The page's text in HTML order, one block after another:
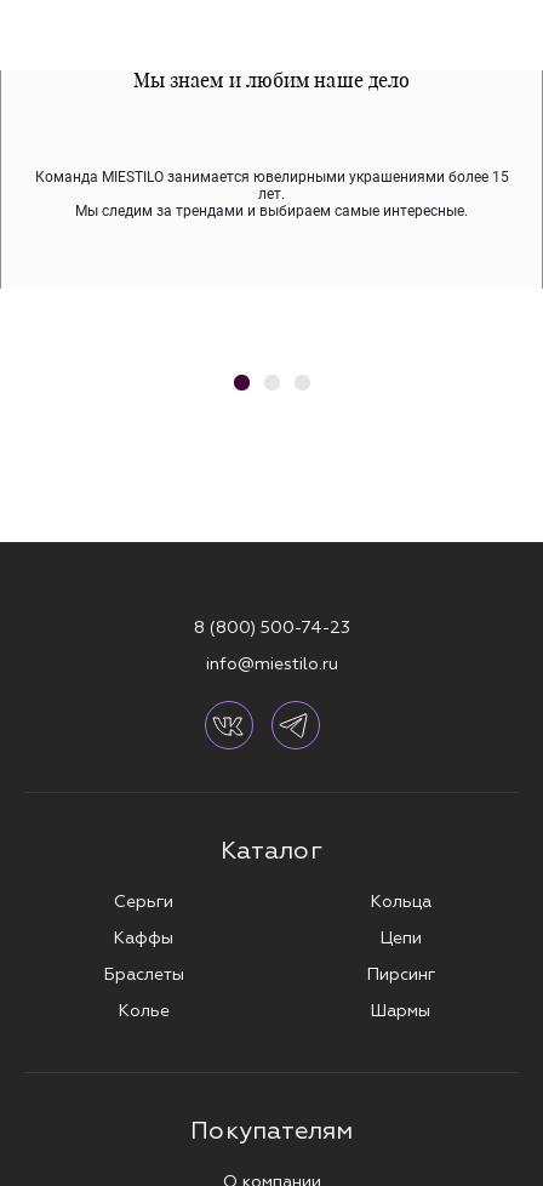
Мы знаем и любим наше дело
Команда MIESTILO занимается ювелирными украшениями более 15
лет.
Мы следим за трендами и выбираем самые интересные.
Все наши материалы гипоалергенны
Мы используем покрытие (родий, ювелирный сплав), которое не
содержит никеля и свинца — это исключает аллергию.
Примерка перед покупкой
Во время доставки спокойно примеряйте украшения, выбирайте те,
что вам нравятся, остальные заберёт курьер.
8 (800) 500-74-23
info@miestilo.ru
Каталог
Серьги
Каффы
Браслеты
Колье
Кольца
Цепи
Пирсинг
Шармы
Покупателям
О компании